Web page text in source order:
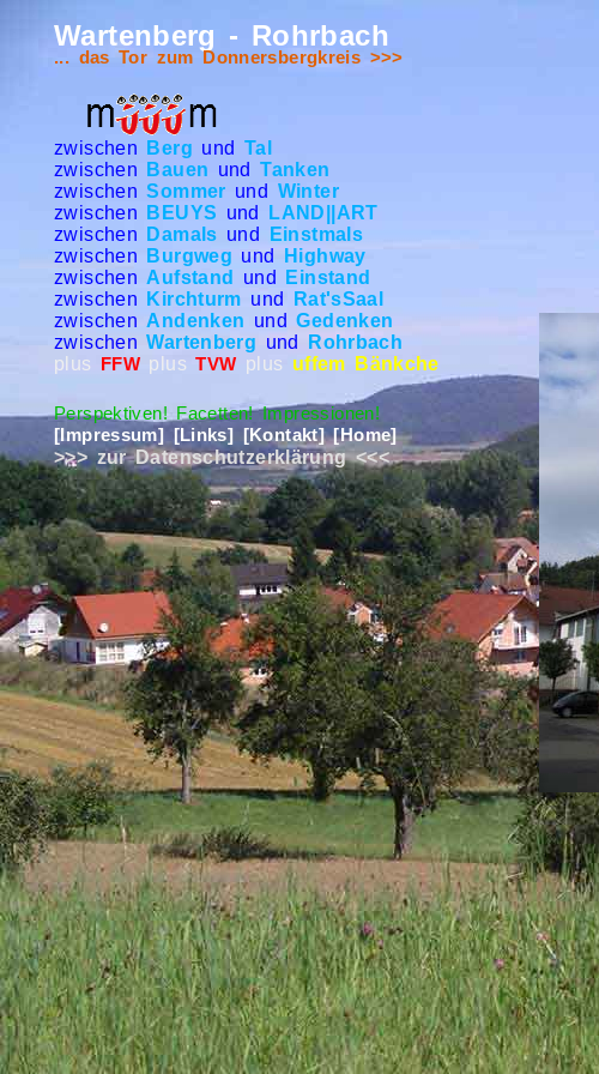
Wartenberg - Rohrbach
... das Tor zum Donnersbergkreis >>>
zwischen Berg und Tal
zwischen
Bauen undTanken
zwischen Sommer und Winter
zwischen
BEUYS und
LAND||ART
zwischen
Damals und
Einstmals
zwischen
Burgweg und
Highway
zwischen Aufstand und
Einstand
zwischen
Kirchturm und
Rat'sSaal
zwischen Andenken undGedenken
zwischenWartenberg und
Rohrbach
plus
FFW plusTVW plus uffem Bänkche
Perspektiven! Facetten! Impressionen!
[Impressum]
[Links] [Kontakt] [Home]
>>> zur Datenschutzerklärung <<<